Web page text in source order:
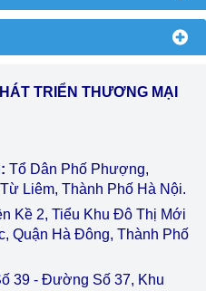
TRIỂN THƯƠNG MẠI
Tổ Dân Phố Phượng,
Liêm, Thành Phố Hà Nội.
Kề 2, Tiểu Khu Đô Thị Mới
Quận Hà Đông, Thành Phố
39 - Đường Số 37, Khu